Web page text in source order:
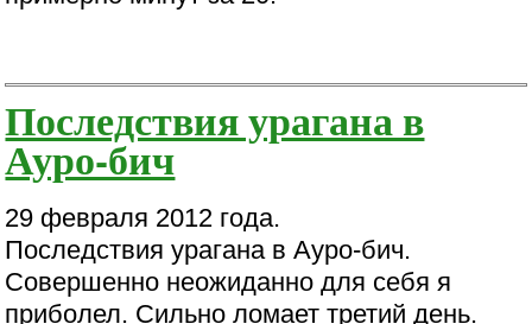
Последствия урагана в
Ауро-бич
29 февраля 2012 года.
Последствия урагана в Ауро-бич.
Совершенно неожиданно для себя я
приболел. Сильно ломает третий день.